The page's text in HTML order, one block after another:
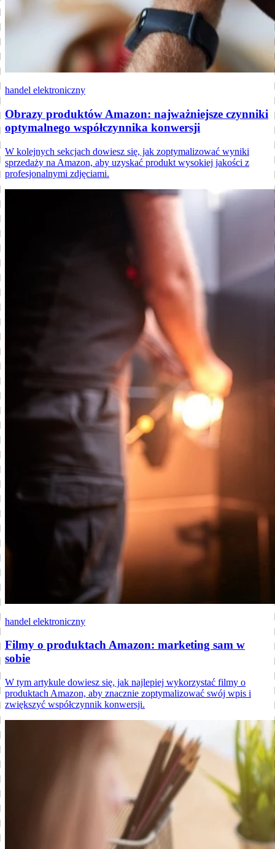
handel elektroniczny
Obrazy produktów Amazon: najważniejsze czynniki
optymalnego współczynnika konwersji
W kolejnych sekcjach dowiesz się, jak zoptymalizować wyniki
sprzedaży na Amazon, aby uzyskać produkt wysokiej jakości z
profesjonalnymi zdjęciami.
handel elektroniczny
Filmy o produktach Amazon: marketing sam w
sobie
W tym artykule dowiesz się, jak najlepiej wykorzystać filmy o
produktach Amazon, aby znacznie zoptymalizować swój wpis i
zwiększyć współczynnik konwersji.